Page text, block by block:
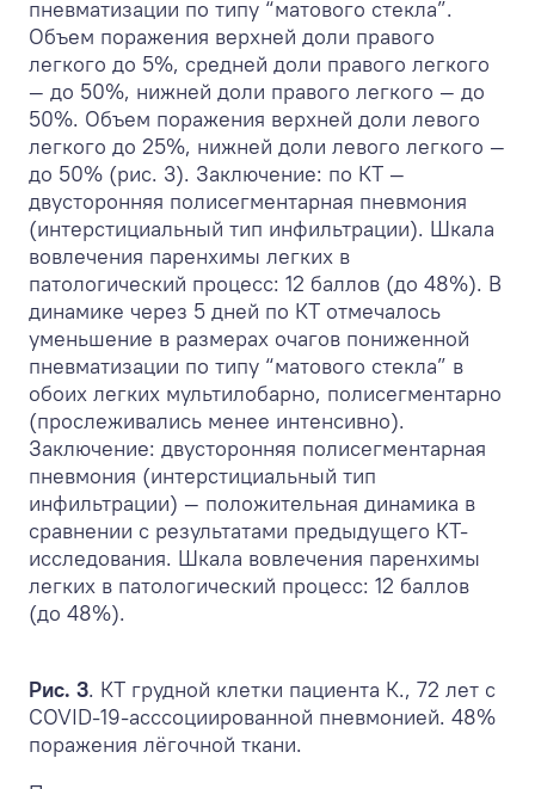
пневматизации по типу “матового стекла”.
Объем поражения верхней доли правого
легкого до 5%, средней доли правого легкого
— до 50%, нижней доли правого легкого — до
50%. Объем поражения верхней доли левого
легкого до 25%, нижней доли левого легкого —
до 50% (рис. 3). Заключение: по КТ —
двусторонняя полисегментарная пневмония
(интерстициальный тип инфильтрации). Шкала
вовлечения паренхимы легких в
патологический процесс: 12 баллов (до 48%). В
динамике через 5 дней по КТ отмечалось
уменьшение в размерах очагов пониженной
пневматизации по типу “матового стекла” в
обоих легких мультилобарно, полисегментарно
(прослеживались менее интенсивно).
Заключение: двусторонняя полисегментарная
пневмония (интерстициальный тип
инфильтрации) — положительная динамика в
сравнении с результатами предыдущего КТ-
исследования. Шкала вовлечения паренхимы
легких в патологический процесс: 12 баллов
(до 48%).
Рис. 3. КТ грудной клетки пациента К., 72 лет с
COVID-19-асссоциированной пневмонией. 48%
поражения лёгочной ткани.